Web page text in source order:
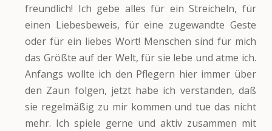
freundlich! Ich gebe alles für ein Streicheln, für
einen Liebesbeweis, für eine zugewandte Geste
oder für ein liebes Wort! Menschen sind für mich
das Größte auf der Welt, für sie lebe und atme ich.
Anfangs wollte ich den Pflegern hier immer über
den Zaun folgen, jetzt habe ich verstanden, daß
sie regelmäßig zu mir kommen und tue das nicht
mehr. Ich spiele gerne und aktiv zusammen mit